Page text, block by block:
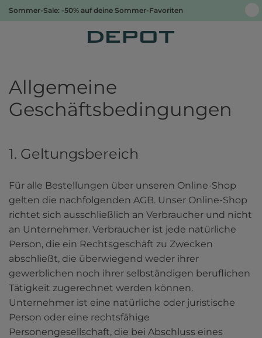
Sommer-Sale: -50% auf deine Sommer-Favoriten
Allgemeine
Geschäftsbedingungen
1. Geltungsbereich
Für alle Bestellungen über unseren Online-Shop
gelten die nachfolgenden AGB. Unser Online-Shop
richtet sich ausschließlich an Verbraucher und nicht
an Unternehmer. Verbraucher ist jede natürliche
Person, die ein Rechtsgeschäft zu Zwecken
abschließt, die überwiegend weder ihrer
gewerblichen noch ihrer selbständigen beruflichen
Tätigkeit zugerechnet werden können.
Unternehmer ist eine natürliche oder juristische
Person oder eine rechtsfähige
Personengesellschaft, die bei Abschluss eines